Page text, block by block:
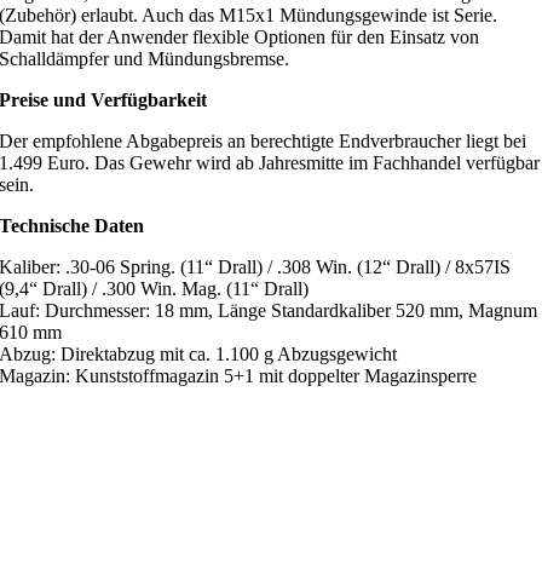
(Zubehör) erlaubt. Auch das M15x1 Mündungsgewinde ist Serie.
Damit hat der Anwender flexible Optionen für den Einsatz von
Schalldämpfer und Mündungsbremse.
Preise und Verfügbarkeit
Der empfohlene Abgabepreis an berechtigte Endverbraucher liegt bei
1.499 Euro. Das Gewehr wird ab Jahresmitte im Fachhandel verfügbar
sein.
Technische Daten
Kaliber: .30-06 Spring. (11“ Drall) / .308 Win. (12“ Drall) / 8x57IS
(9,4“ Drall) / .300 Win. Mag. (11“ Drall)
Lauf: Durchmesser: 18 mm, Länge Standardkaliber 520 mm, Magnum
610 mm
Abzug: Direktabzug mit ca. 1.100 g Abzugsgewicht
Magazin: Kunststoffmagazin 5+1 mit doppelter Magazinsperre